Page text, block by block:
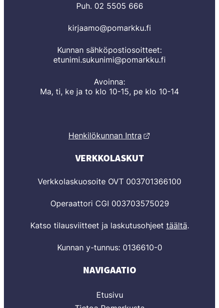
Puh. 02 5505 666
kirjaamo@pomarkku.fi
Kunnan sähköpostiosoitteet:
etunimi.sukunimi@pomarkku.fi
Avoinna:
Ma, ti, ke ja to klo 10-15, pe klo 10-14
Henkilökunnan Intra
VERKKOLASKUT
Verkkolaskuosoite OVT 003701366100
Operaattori CGI 003703575029
Katso tilausviitteet ja laskutusohjeet täältä.
Kunnan y-tunnus: 0136610-0
NAVIGAATIO
Etusivu